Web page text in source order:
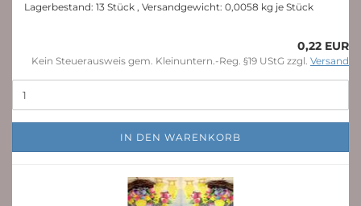
Lagerbestand: 13 Stück , Versandgewicht: 0,0058 kg je Stück
0,22 EUR
Kein Steuerausweis gem. Kleinuntern.-Reg. §19 UStG zzgl. Versand
IN DEN WARENKORB